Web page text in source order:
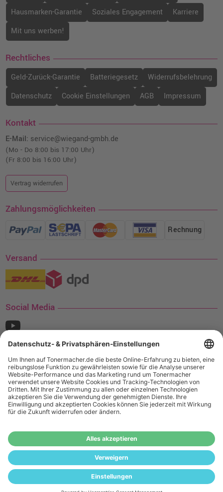
Hausmarken-Garantie
Soziales Engagement
Karriere
Mit uns werben!
Rechtliches
Geld-Zurück-Garantie Batteriegesetz
Widerrufsbelehrung
Datenschutz
Cookie Einstellungen AGB Impressum
Kontakt
E-Mail: service@wiegand-gmbh.de
(Mo - Do 8:00 bis 17:00 Uhr)
(Fr 8:00 bis 16:00 Uhr)
Vertrag widerrufen
Zahlungsmöglichkeiten
Rechnung
Versand
Social Media
¹ Nur gültig für den Versand innerhalb Deutschlands. Befindet sich ein Warenwert
von mindestens 35€ (inkl. Mwst.) an Ampertec Artikeln in Ihrem Warenkorb, ist der
Versand für Sie kostenfrei.
Das Angebot von tonermacher.de richtet sich
nicht an Wiederverkäufer. Wenn Sie Wiederverkäufer sind,
registrieren Sie sich bitte in unserem Händler-Portal
www.tonerhersteller.de